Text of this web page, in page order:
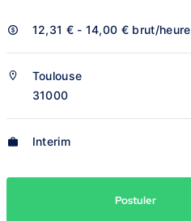
12,31 € - 14,00 € brut/heure
Toulouse
31000
Interim
Postuler